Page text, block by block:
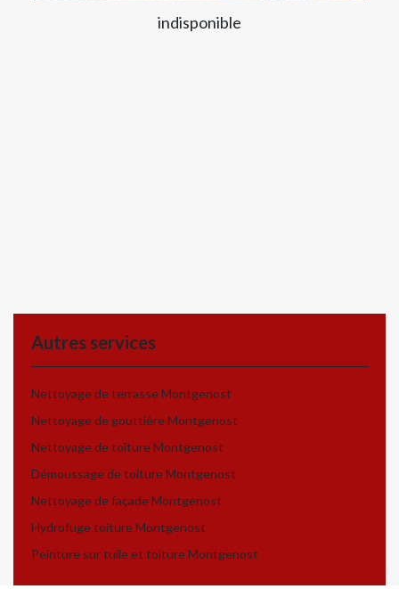
indisponible
Autres services
Nettoyage de terrasse Montgenost
Nettoyage de gouttière Montgenost
Nettoyage de toiture Montgenost
Démoussage de toiture Montgenost
Nettoyage de façade Montgenost
Hydrofuge toiture Montgenost
Peinture sur tuile et toiture Montgenost